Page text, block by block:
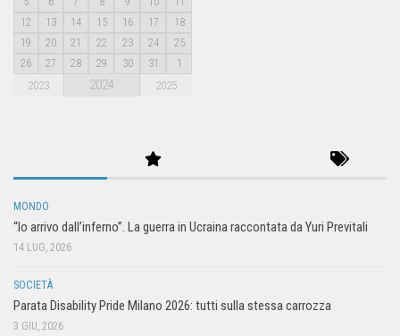
12
13 14 15 16 17
18
19
20 21 22 23 24
25
26
27 28 29 30 31 1
2023 2024 2025
MONDO
“Io arrivo dall’inferno”. La guerra in Ucraina raccontata da Yuri Previtali
14 LUG, 2026
SOCIETÀ
Parata Disability Pride Milano 2026: tutti sulla stessa carrozza
3 GIU, 2026